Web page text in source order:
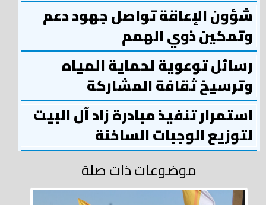
شؤون الإعاقة تواصل جهود دعم
وتمكين ذوي الهمم
رسائل توعوية لحماية المياه
وترسيخ ثقافة المشاركة
استمرار تنفيذ مبادرة زاد آل البيت
لتوزيع الوجبات الساخنة
موضوعات ذات صلة